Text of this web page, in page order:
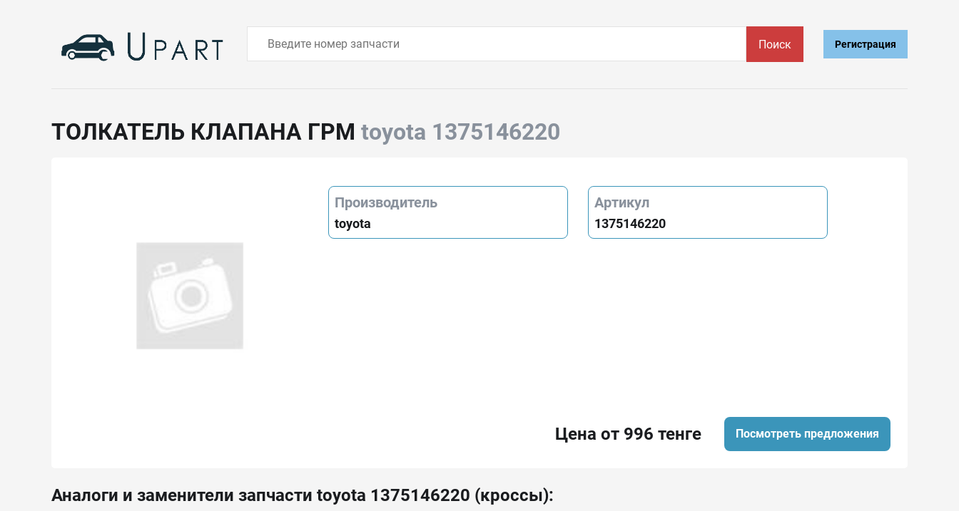
Поиск Регистрация
ТОЛКАТЕЛЬ КЛАПАНА ГРМ toyota 1375146220
Производитель
toyota
Артикул
1375146220
Цена от 996 тенге Посмотреть предложения
Аналоги и заменители запчасти toyota 1375146220 (кроссы):